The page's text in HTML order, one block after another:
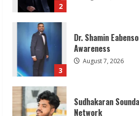
Awareness
August 7, 2026
Network
August 7, 2026